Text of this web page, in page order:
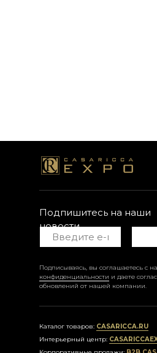
Подписываясь, вы соглашаетесь с
конфиденциальности и даете
обновлений от нашей компании.
Подпишитесь на наши
новости
Каталог товаров: CASARICCA.RU
Интерьерный центр: